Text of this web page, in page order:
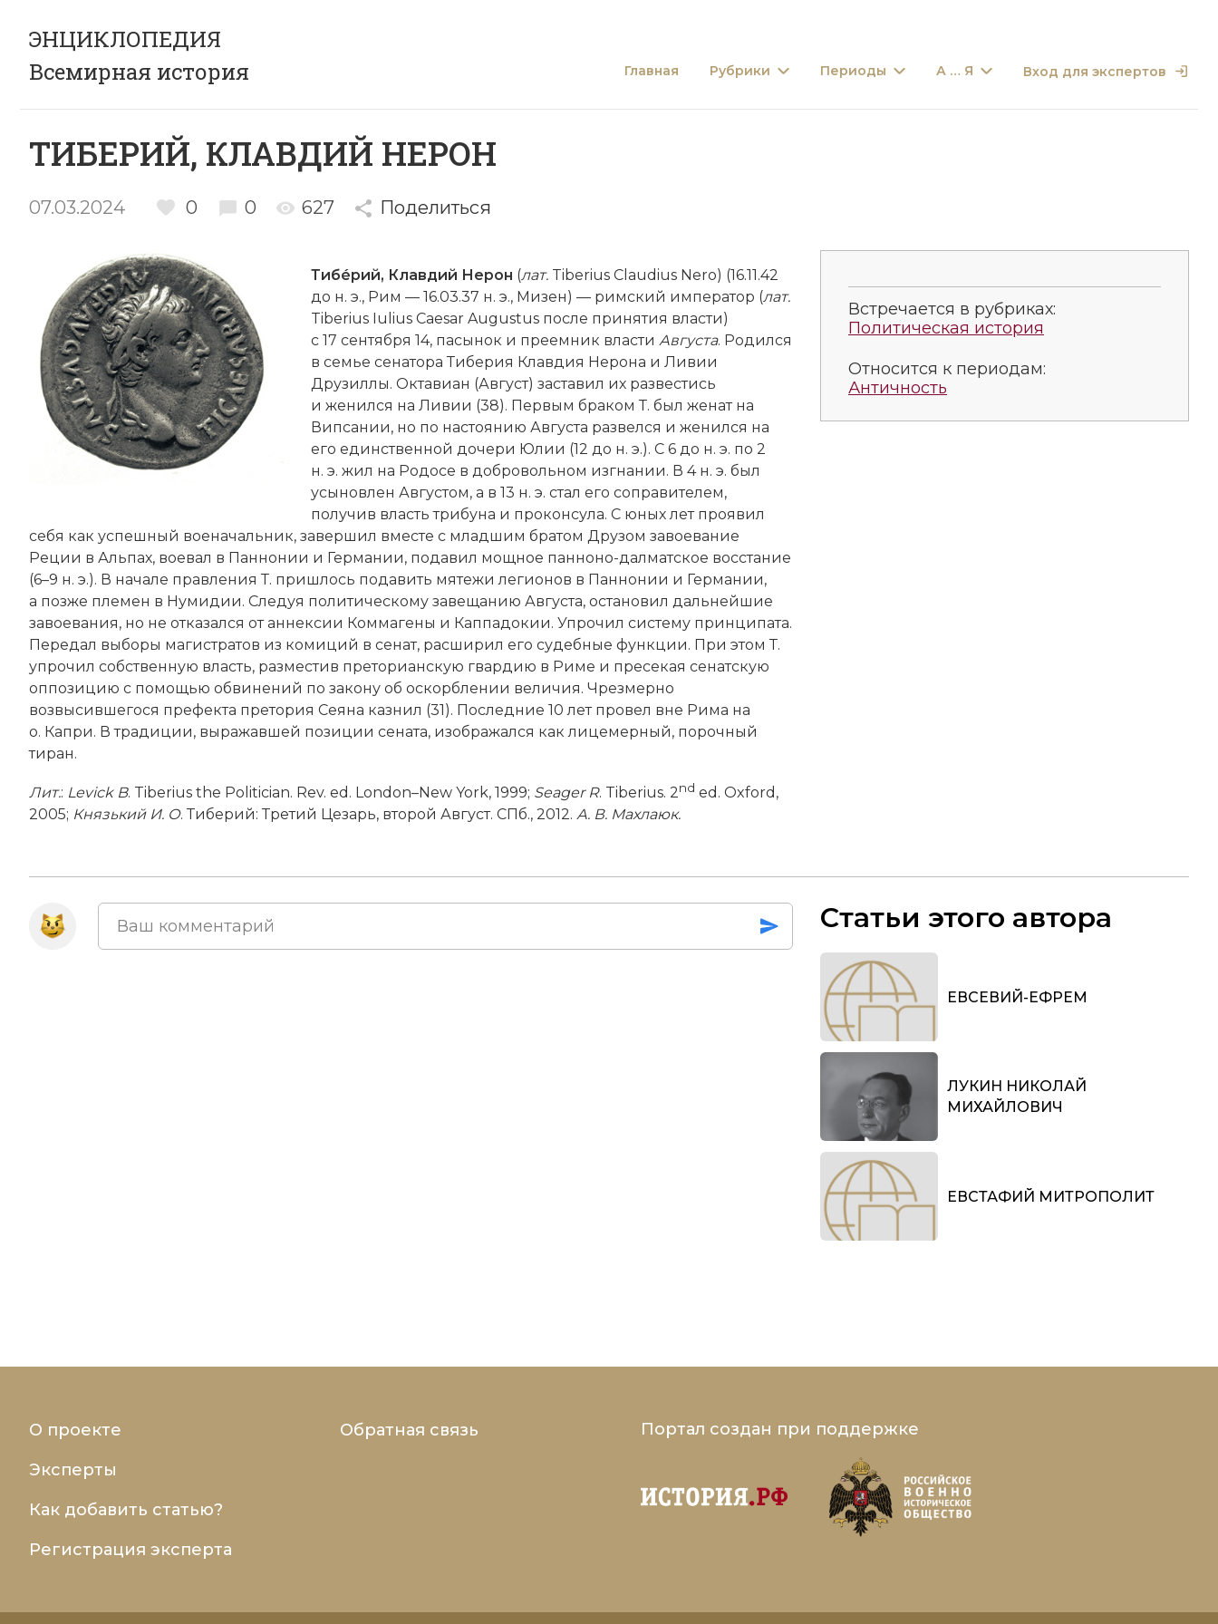
ЭНЦИКЛОПЕДИЯ
Всемирная история
Главная Рубрики Периоды А … Я Вход для экспертов
ТИБЕРИЙ, КЛАВДИЙ НЕРОН
07.03.2024 0 0 627 Поделиться
Тибéрий, Клавдий Нерон (лат.Tiberius Claudius Nero) (16.11.42
до н. э., Рим — 16.03.37 н. э., Мизен) — римский император (лат.
Tiberius Iulius Caesar Augustus после принятия власти)
с 17 сентября 14, пасынок и преемник власти Августа. Родился
в семье сенатора Тиберия Клавдия Нерона и Ливии
Друзиллы. Октавиан (Август) заставил их развестись
и женился на Ливии (38). Первым браком Т. был женат на
Випсании, но по настоянию Августа развелся и женился на
его единственной дочери Юлии (12 до н. э.). С 6 до н. э. по 2
н. э. жил на Родосе в добровольном изгнании. В 4 н. э. был
усыновлен Августом, а в 13 н. э. стал его соправителем,
получив власть трибуна и проконсула. С юных лет проявил
себя как успешный военачальник, завершил вместе с младшим братом Друзом завоевание
Реции в Альпах, воевал в Паннонии и Германии, подавил мощное панноно-далматское восстание
(6–9 н. э.). В начале правления Т. пришлось подавить мятежи легионов в Паннонии и Германии,
а позже племен в Нумидии. Следуя политическому завещанию Августа, остановил дальнейшие
завоевания, но не отказался от аннексии Коммагены и Каппадокии. Упрочил систему принципата.
Передал выборы магистратов из комиций в сенат, расширил его судебные функции. При этом Т.
упрочил собственную власть, разместив преторианскую гвардию в Риме и пресекая сенатскую
оппозицию с помощью обвинений по закону об оскорблении величия. Чрезмерно
возвысившегося префекта претория Сеяна казнил (31). Последние 10 лет провел вне Рима на
о. Капри. В традиции, выражавшей позиции сената, изображался как лицемерный, порочный
тиран.
Лит.: Levick B. Tiberius the Politician. Rev. ed. London–New York, 1999; Seager R. Tiberius. 2nd ed. Oxford,
2005; Князький И. О. Тиберий: Третий Цезарь, второй Август. СПб., 2012. А. В. Махлаюк.
Встречается в рубриках:
Политическая история
Относится к периодам:
Античность
Статьи этого автора
ЕВСЕВИЙ-ЕФРЕМ
ЛУКИН НИКОЛАЙ
МИХАЙЛОВИЧ
ЕВСТАФИЙ МИТРОПОЛИТ
О проекте
Эксперты
Как добавить статью?
Регистрация эксперта
Обратная связь Портал создан при поддержке